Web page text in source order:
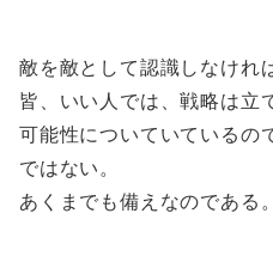
敵を敵として認識しなけれ
皆、いい人では、戦略は立
可能性についていているの
ではない。
あくまでも備えなのである。